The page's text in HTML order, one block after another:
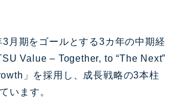
3月期をゴールとする3カ年の中期経
Value – Together, to “The Next”
」を採用し、成長戦略の3本柱
います。